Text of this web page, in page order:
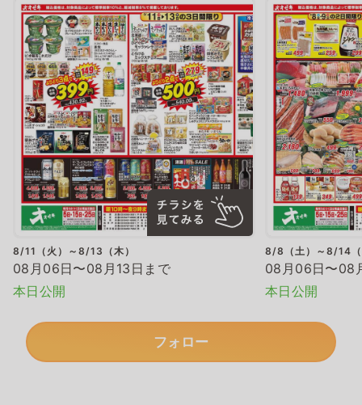
8/11（火）～8/13（木）
08月06日〜08月13日まで
本日公開
8/8（土）～8/14
08月06日〜08
本日公開
フォロー